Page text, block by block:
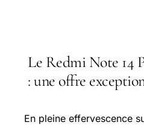
Le Redmi Note 14
: une offre
En pleine effervescence